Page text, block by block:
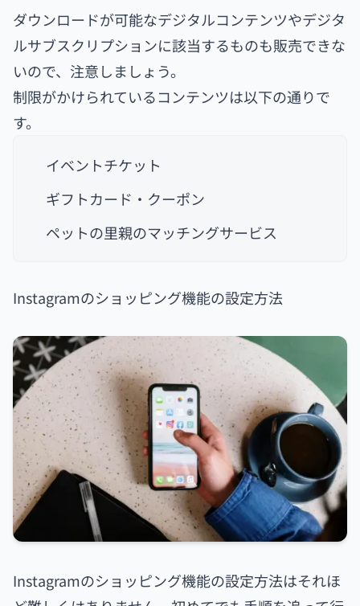
ダウンロードが可能なデジタルコンテンツやデジタ
ルサブスクリプションに該当するものも販売できな
いので、注意しましょう。
制限がかけられているコンテンツは以下の通りで
す。
イベントチケット
ギフトカード・クーポン
ペットの里親のマッチングサービス
Instagramのショッピング機能の設定方法
Instagramのショッピング機能の設定方法はそれほ